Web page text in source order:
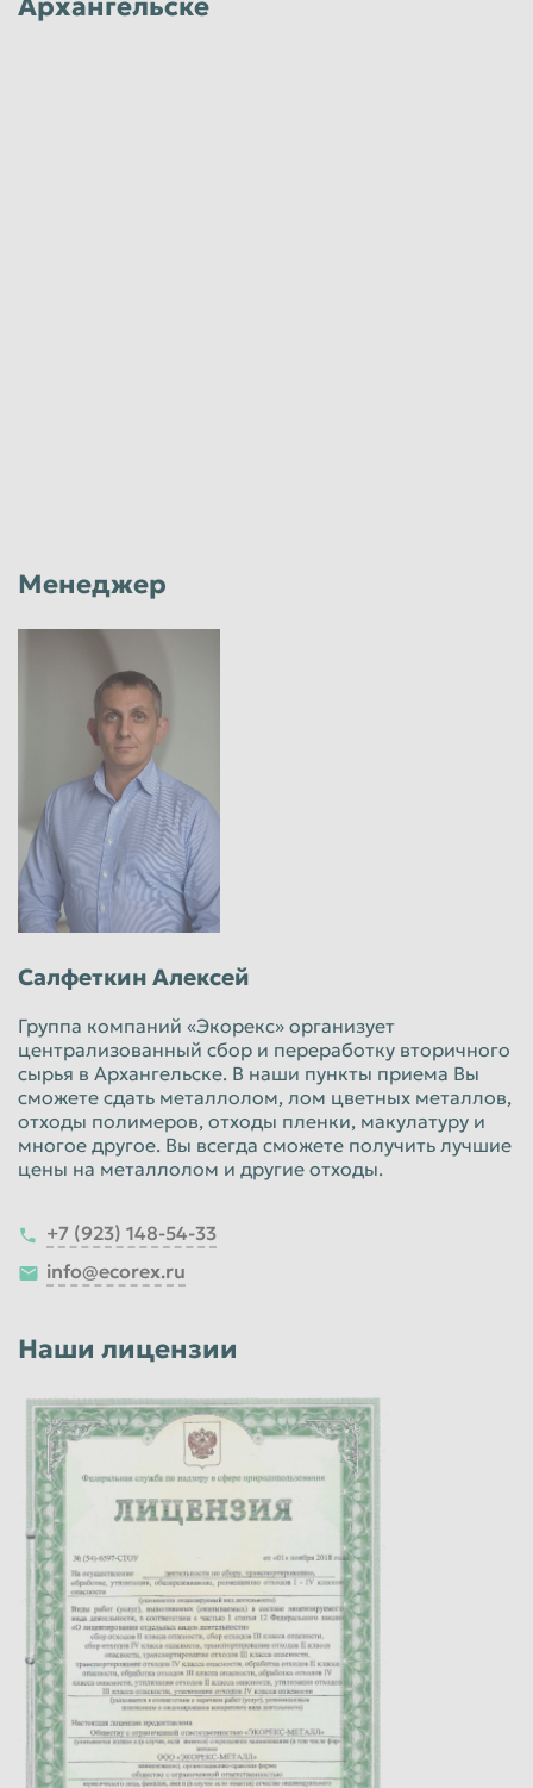
Менеджер
Салфеткин Алексей
Группа компаний «Экорекс» организует
централизованный сбор и переработку вторичного
сырья в Архангельске. В наши пункты приема Вы
сможете сдать металлолом, лом цветных металлов,
отходы полимеров, отходы пленки, макулатуру и
многое другое. Вы всегда сможете получить лучшие
цены на металлолом и другие отходы.
+7 (923) 148-54-33
info@ecorex.ru
Наши лицензии